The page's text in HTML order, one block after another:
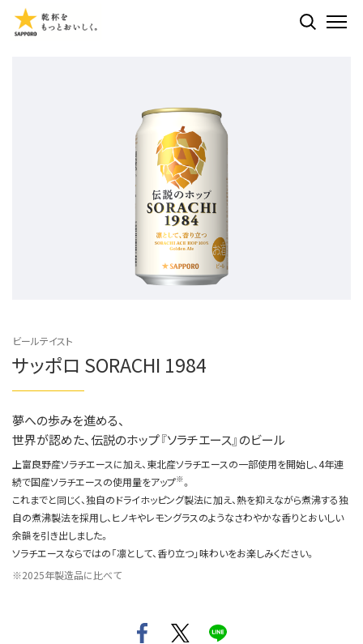
検索する
ビールテイスト
サッポロ SORACHI 1984
夢への歩みを進める、
世界が認めた、伝説のホップ『ソラチエース』のビール
上富良野産ソラチエースに加え、東北産ソラチエースの一部使用を開始し、4年連
続で国産ソラチエースの使用量をアップ※。
これまでと同じく、独自のドライホッピング製法に加え、熱を抑えながら煮沸する独
自の煮沸製法を採用し、ヒノキやレモングラスのようなさわやかな香りとおいしい
余韻を引き出しました。
ソラチエースならではの「凛として、香り立つ」味わいをお楽しみください。
2025年製造品に比べて